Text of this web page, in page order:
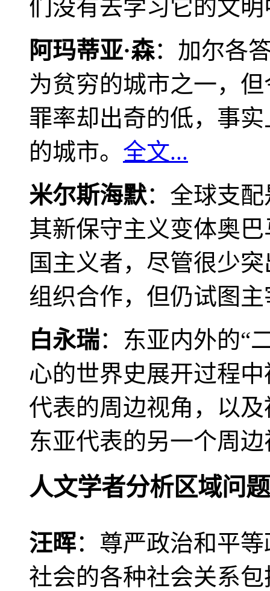
们没有去学习它的文
阿玛蒂亚·森：加尔各
为贫穷的城市之一，
罪率却出奇的低，事
的城市。 全文...
米尔斯海默：全球支
其新保守主义变体奥
国主义者，尽管很少
组织合作，但仍试图
白永瑞：东亚内外的“
心的世界史展开过程
代表的周边视角，以
东亚代表的另一个周
人文学者分析区域问题
汪晖：尊严政治和平
社会的各种社会关系